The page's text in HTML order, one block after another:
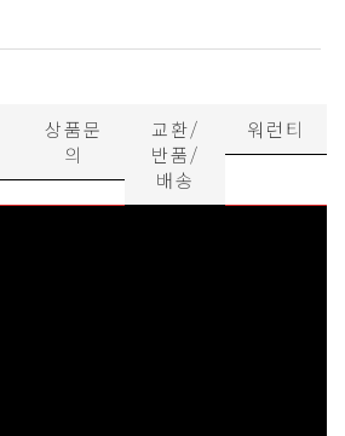
상품문
의
교환/
반품/
배송
워런티